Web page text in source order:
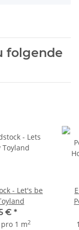
folgende
- Let's be
€ *
pro 1 m2